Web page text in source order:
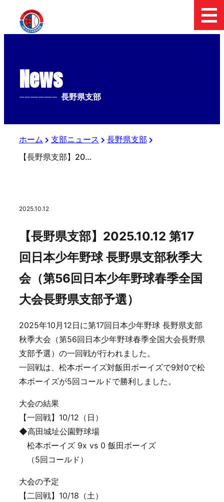
News
-------------- 長野県支部
ホーム 支部ニュース
長野県支部
【長野県支部】2025.10.12 第17回日本少年野球 長野県支部秋季大会（第56回日本少年野球春季全国大会長野県支部予選）
2025.10.12
【長野県支部】2025.10.12 第17
回日本少年野球 長野県支部秋季大
会（第56回日本少年野球春季全国
大会長野県支部予選）
2025年10月12日に第17回日本少年野球 長野県支部
秋季大会（第56回日本少年野球春季全国大会長野県
支部予選）の一回戦が行われました。
一回戦は、松本ボーイズ対飯田ボーイズで9対0で松
本ボーイズが5回コールドで勝利しました。
大会の結果
【一回戦】10/12（日）
◆高田城址公園野球場
松本ボーイズ 9x vs 0 飯田ボーイズ
（5回コールド）
大会の予定
【二回戦】10/18（土）